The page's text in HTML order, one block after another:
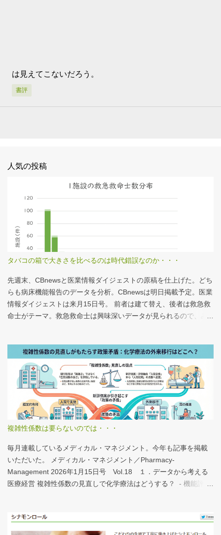
は見えてこないだろう。
書評
人気の投稿
タバコの箱で大きさを比べるのは時代錯誤なのか・・・
先週末、CBnewsと医業情報ダイジェストの原稿を仕上げた。どち
らも病床機能報告のデータを分析。CBnewsは明日掲載予定。医業
情報ダイジェストは来月15日号。 前者は建て替え、後者は救急救
命士がテーマ。救急救命士は興味深いデータが見られるので、み
は、医業情報ダイジェストの記事をお読みください！なのだが、
分析結果の一例は下のグラフ。 病床機能報告（2023年度報告）を
基に作成 ※救急救命士の人数は常勤・非常勤（常勤換算）の合
計。人数が0人の施設は集計に含まない この施設は何人いるんだろ
う？、あの施設は何人だろう？と見てみるだけでも十分興味深い
が、上のグラフのような情報が頭に入っていると、比較整理しや
する。立派な建物がある。武蔵国府の国司館（こくしのたち）を
復元したものだ。写真だけでは、大きさが分かりづらいはずだ。
今月訪れた武蔵国府跡 実際には10分の1サイズの模型なので、そ
れほど大きくない。人が一緒に写っている新聞記事（ （まちの記
憶）武蔵国府跡 東京都府中市：朝日新聞デジタル ）を見れば、
い。平均値で見ても情報は十分でないかもしれない。しかし、ヒ
ストグラムなどをあわせて見れば、相対的なポジションが分かり
複雑性係数は要らないのでは・・・
毎月連載しているメディカル・マネジメント。今年も記事を掲載
いただいた。 メディカル・マネジメント／Pharmacy-
Management 2026年1月15日号 Vol.18 １．データから考える
医療経営 複雑性係数の見直しで化学療法はどうする？ - 機能評価
は微妙だ・・・と言い続けて10数年、ようやく見直されるよう
だ。ただ、その見直し内容も微妙では？？？というのが記事の主